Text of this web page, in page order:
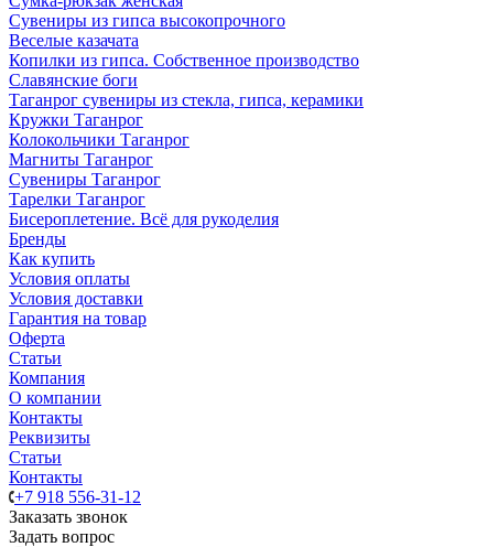
Сувениры из гипса высокопрочного
Веселые казачата
Копилки из гипса. Собственное производство
Славянские боги
Таганрог сувениры из стекла, гипса, керамики
Кружки Таганрог
Колокольчики Таганрог
Магниты Таганрог
Сувениры Таганрог
Тарелки Таганрог
Бисероплетение. Всё для рукоделия
Бренды
Как купить
Условия оплаты
Условия доставки
Гарантия на товар
Оферта
Статьи
Компания
О компании
Контакты
Реквизиты
Статьи
Контакты
+7 918 556-31-12
Заказать звонок
Задать вопрос